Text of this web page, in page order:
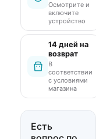
Осмотрите и
включите
устройство
14 дней на
возврат
В
соответствии
с условиями
магазина
Есть